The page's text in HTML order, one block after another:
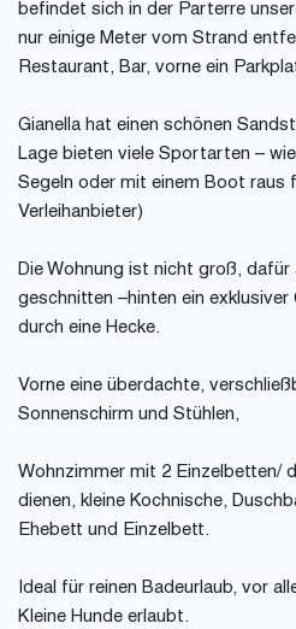
befindet sich in der Parterre
nur einige Meter vom Strand
Restaurant, Bar, vorne ein
Gianella hat einen schönen
Lage bieten viele Sportarten –
Segeln oder mit einem Boot raus
Verleihanbieter)
Die Wohnung ist nicht groß, dafür
geschnitten –hinten ein
durch eine Hecke.
Vorne eine überdachte,
Sonnenschirm und Stühlen,
Wohnzimmer mit 2 Einzelbetten/
dienen, kleine Kochnische,
Ehebett und Einzelbett.
Ideal für reinen Badeurlaub, vor
Kleine Hunde erlaubt.